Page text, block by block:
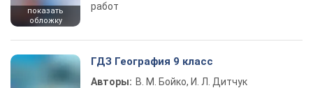
показать
обложку
работ
ГДЗ География 9 класс
Авторы: В. М. Бойко, И. Л. Дитчук